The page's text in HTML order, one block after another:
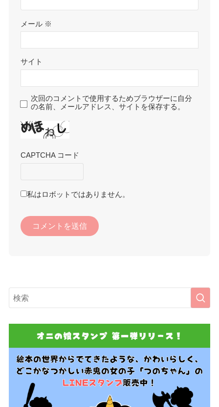
メール ※
サイト
次回のコメントで使用するためブラウザーに自分
の名前、メールアドレス、サイトを保存する。
CAPTCHA コード
私はロボットではありません。